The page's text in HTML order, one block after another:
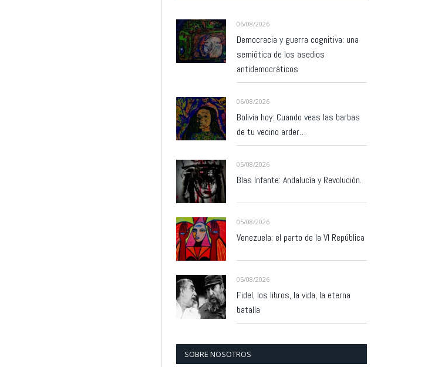
06/08/2026
Democracia y guerra cognitiva: una
semiótica de los asedios
antidemocráticos
06/08/2026
Bolivia hoy: Cuando veas las barbas
de tu vecino arder…
05/08/2026
Blas Infante: Andalucía y Revolución.
05/08/2026
Venezuela: el parto de la VI República
05/08/2026
Fidel, los libros, la vida, la eterna
batalla
SOBRE NOSOTROS